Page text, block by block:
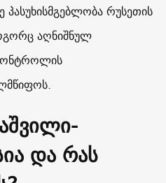
პასუხისმგებლობა რუსეთის
აღნიშნულ
და რას